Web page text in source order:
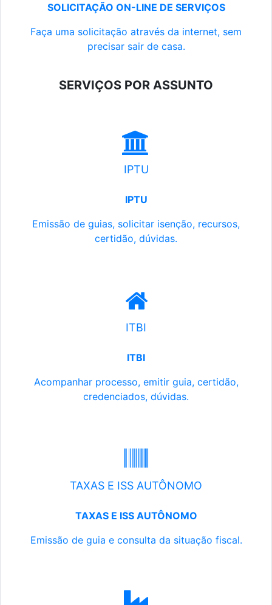
SOLICITAÇÃO ON-LINE DE SERVIÇOS
Faça uma solicitação através da internet, sem
precisar sair de casa.
SERVIÇOS POR ASSUNTO
IPTU
IPTU
Emissão de guias, solicitar isenção, recursos,
certidão, dúvidas.
ITBI
ITBI
Acompanhar processo, emitir guia, certidão,
credenciados, dúvidas.
TAXAS E ISS AUTÔNOMO
TAXAS E ISS AUTÔNOMO
Emissão de guia e consulta da situação fiscal.